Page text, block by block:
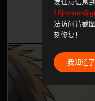
发任意信息
法访问请截
刻修复！
我知道了